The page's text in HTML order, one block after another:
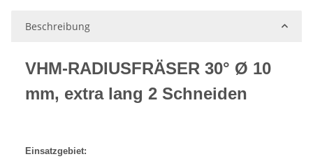
Beschreibung
VHM-RADIUSFRÄSER 30° Ø 10
mm, extra lang 2 Schneiden
Einsatzgebiet: